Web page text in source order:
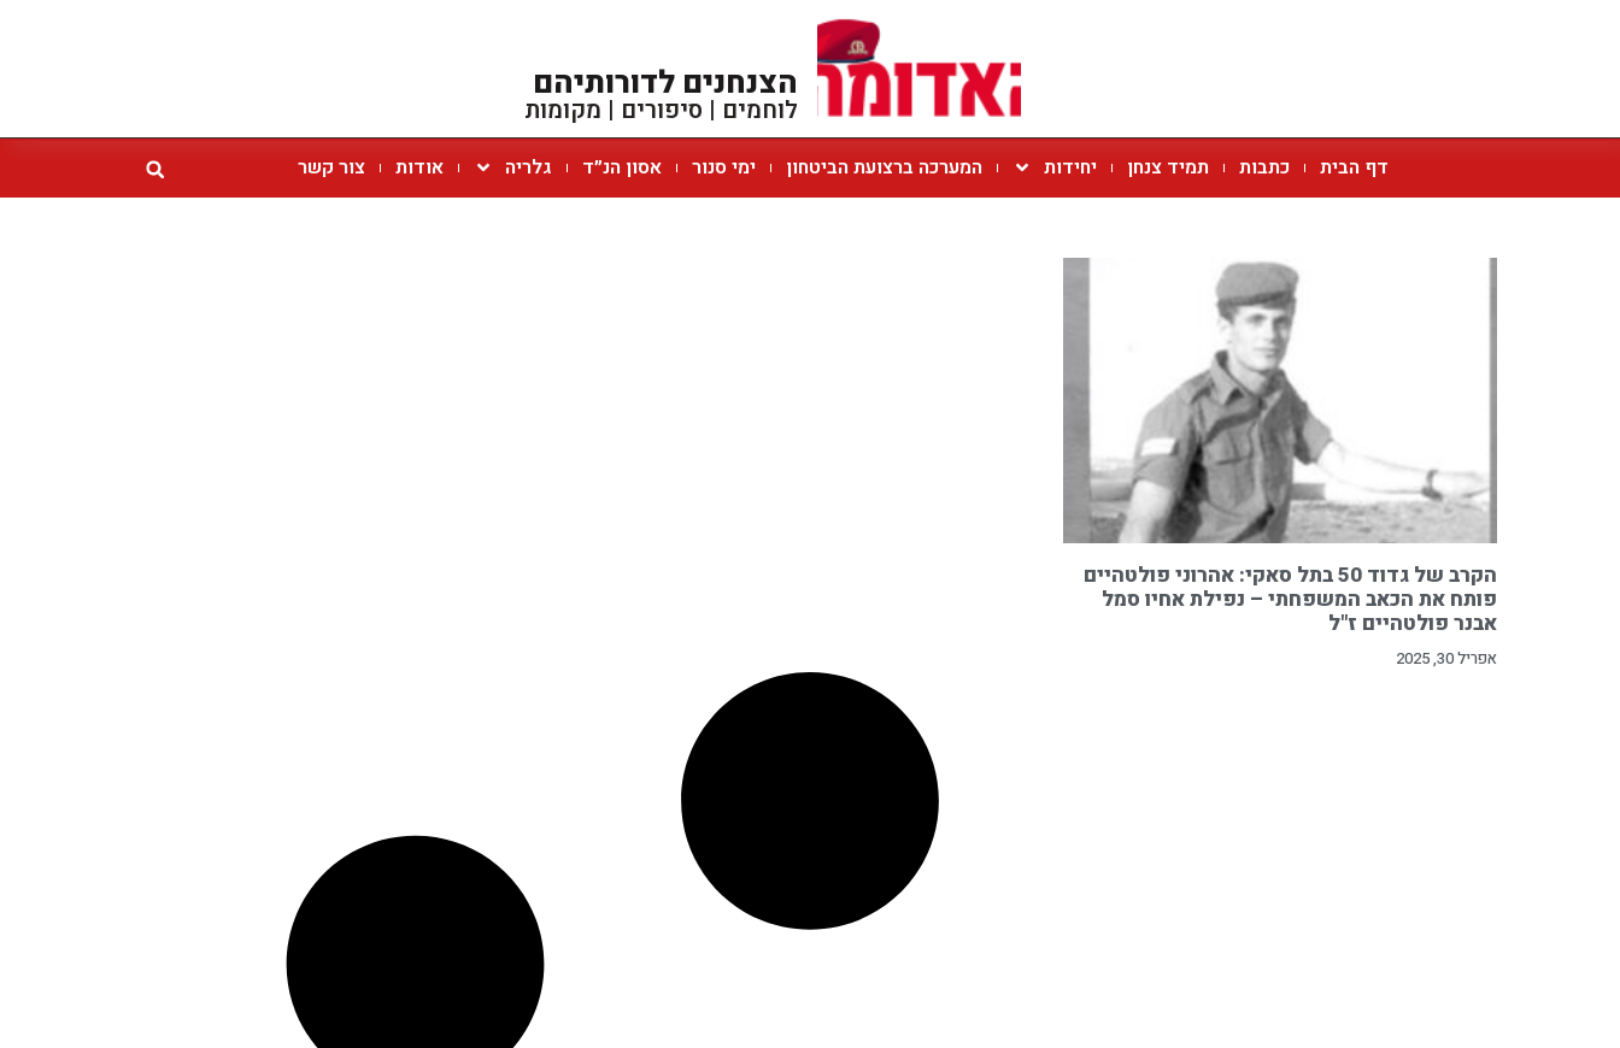
הצנחנים לדורותיהם
לוחמים | סיפורים | מקומות
דף הבית כתבות תמיד צנחן יחידות המערכה ברצועת הביטחון ימי סנור אסון הנ״ד גלריה אודות צור קשר
הקרב של גדוד 50 בתל סאקי: אהרוני פולטהיים
פותח את הכאב המשפחתי – נפילת אחיו סמל
אבנר פולטהיים ז"ל
אפריל 30, 2025